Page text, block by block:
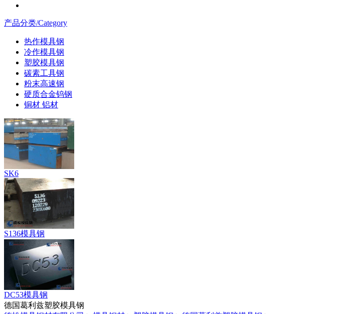
产品分类/Category
热作模具钢
冷作模具钢
塑胶模具钢
碳素工具钢
粉末高速钢
硬质合金钨钢
铜材 铝材
SK6
S136模具钢
DC53模具钢
德国葛利兹塑胶模具钢